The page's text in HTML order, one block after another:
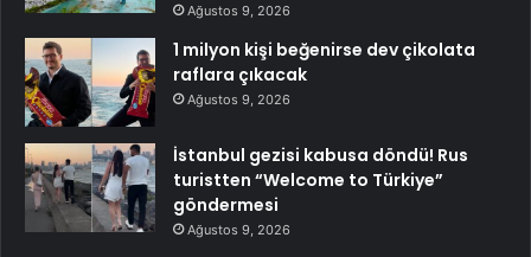
Ağustos 9, 2026
1 milyon kişi beğenirse dev çikolata
raflara çıkacak
Ağustos 9, 2026
İstanbul gezisi kabusa döndü! Rus
turistten “Welcome to Türkiye”
göndermesi
Ağustos 9, 2026